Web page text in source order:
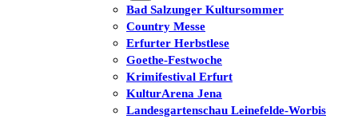
Bad Salzunger Kultursommer
Country Messe
Erfurter Herbstlese
Goethe-Festwoche
Krimifestival Erfurt
KulturArena Jena
Landesgartenschau Leinefelde-Worbis